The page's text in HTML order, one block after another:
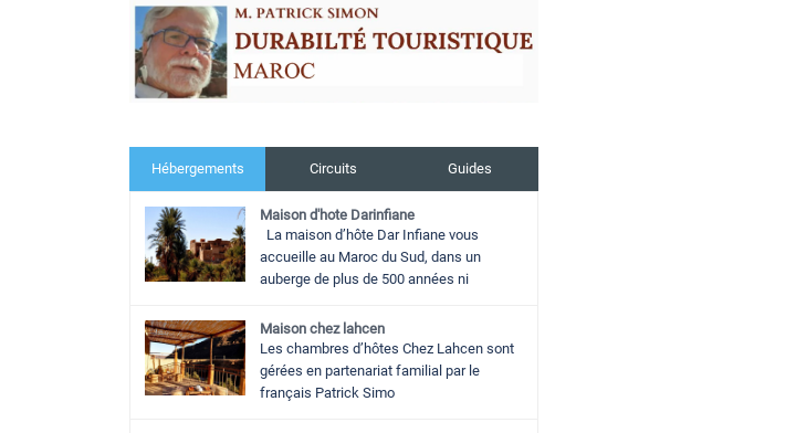
Hébergements Circuits Guides
Maison d'hote Darinfiane
La maison d’hôte Dar Infiane vous
accueille au Maroc du Sud, dans un
auberge de plus de 500 années ni
Maison chez lahcen
Les chambres d’hôtes Chez Lahcen sont
gérées en partenariat familial par le
français Patrick Simo